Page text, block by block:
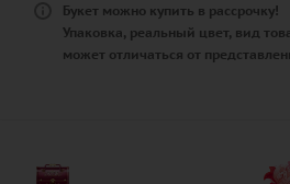
Букет можно купить в рассрочку!
Упаковка, реальный цвет, вид
может отличаться от